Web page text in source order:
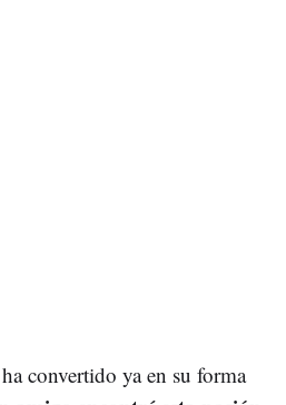
convertido ya en su forma